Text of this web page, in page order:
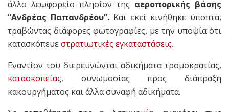
άλλο λεωφορείο πλησίον της αεροπορικής βάσης
“Ανδρέας Παπανδρέου”. Και εκεί κινήθηκε ύποπτα,
τραβώντας διάφορες φωτογραφίες, με την υποψία ότι
κατασκόπευεστρατιωτικές εγκαταστάσεις.
Εναντίον του διερευνώνται αδικήματα τρομοκρατίας,
κατασκοπείας, συνωμοσίας προς διάπραξη
κακουργήματος και άλλα συναφή αδικήματα.